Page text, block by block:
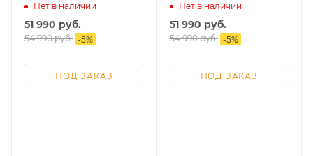
Нет в наличии
51 990 руб.
54 990руб. -5%
ПОД ЗАКАЗ
Нет в наличии
51 990 руб.
54 990руб. -5%
ПОД ЗАКАЗ